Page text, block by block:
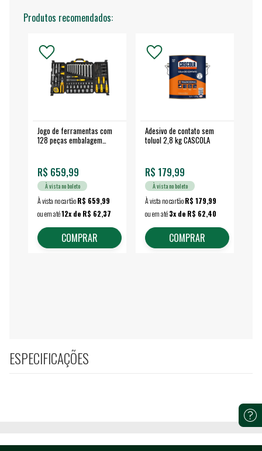
Produtos recomendados:
Jogo de ferramentas com
128 peças embalagem
R$ 659,99
À vista no boleto
À vista no cartãoR$ 659,99
ou em até12x de R$ 62,37
COMPRAR
Adesivo de contato sem
toluol 2,8 kg CASCOLA
R$ 179,99
À vista no boleto
À vista no cartãoR$ 179,99
ou em até3x de R$ 62,40
COMPRAR
ESPECIFICAÇÕES